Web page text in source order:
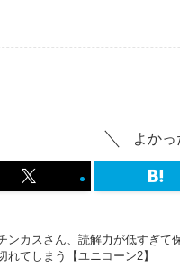
よかっ
ンカスさん、読解力が低すぎて
れてしまう【ユニコーン2】